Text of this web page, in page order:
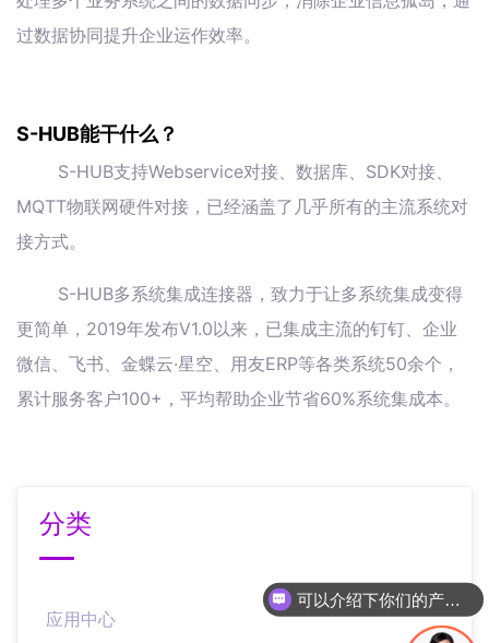
过数据协同提升企业运作效率。
S-HUB能干什么？
S-HUB支持Webservice对接、数据库、SDK对接、
MQTT物联网硬件对接，已经涵盖了几乎所有的主流系统对
接方式。
S-HUB多系统集成连接器，致力于让多系统集成变得
更简单，2019年发布V1.0以来，已集成主流的钉钉、企业
微信、飞书、金蝶云·星空、用友ERP等各类系统50余个，
累计服务客户100+，平均帮助企业节省60%系统集成本。
分类
应用中心
可以介绍下你们的产品么